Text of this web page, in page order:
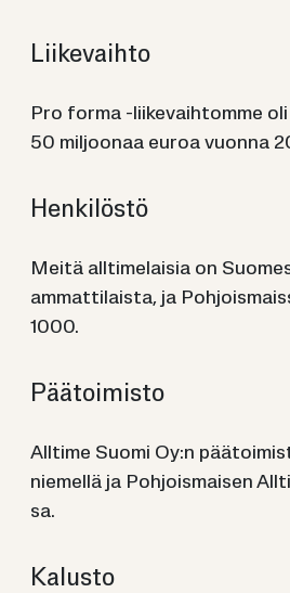
Lii­ke­vaih­to
Pro forma -liikevaihtomme
50 miljoonaa euroa vuonna
Hen­ki­lös­tö
Meitä alltimelaisia on
ammattilaista, ja
1000.
Pää­toi­mis­to
All­ti­me Suomi Oy:n
nie­mel­lä ja Poh­jois­mai­sen
sa.
Ka­lus­to